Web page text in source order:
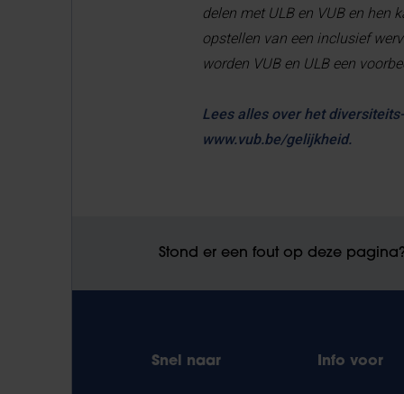
delen met ULB en VUB en hen
opstellen van een inclusief
worden VUB en ULB een
Lees alles over het
www.vub.be/gelijkheid.
Stond er een fout op deze
Snel naar Info voor